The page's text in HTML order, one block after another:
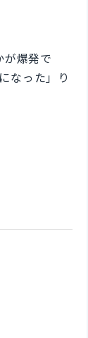
爆発で
なった」り